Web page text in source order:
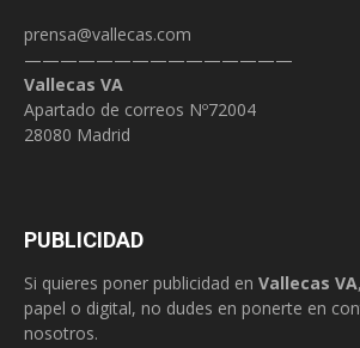
prensa@vallecas.com
———————————————
Vallecas VA
Apartado de correos Nº72004
28080 Madrid
PUBLICIDAD
Si quieres poner publicidad en Vallecas VA
papel o digital, no dudes en ponerte en
nosotros.